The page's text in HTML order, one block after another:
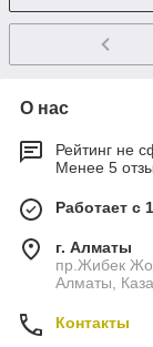
О нас
Рейтинг не
Менее 5
Работает с
г. Алматы
пр.Жибек
Алматы,
Контакты